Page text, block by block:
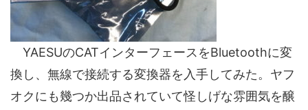
YAESUのCATインターフェースをBluetoothに変
換し、無線で接続する変換器を入手してみた。ヤフ
オクにも幾つか出品されていて怪しげな雰囲気を醸